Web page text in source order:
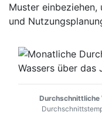
Muster
und
Durchschnittliche